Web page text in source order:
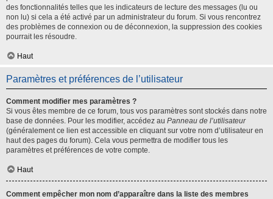
des fonctionnalités telles que les indicateurs de lecture des messages (lu ou
non lu) si cela a été activé par un administrateur du forum. Si vous rencontrez
des problèmes de connexion ou de déconnexion, la suppression des cookies
pourrait les résoudre.
Haut
Paramètres et préférences de l’utilisateur
Comment modifier mes paramètres ?
Si vous êtes membre de ce forum, tous vos paramètres sont stockés dans notre
base de données. Pour les modifier, accédez au Panneau de l’utilisateur
(généralement ce lien est accessible en cliquant sur votre nom d’utilisateur en
haut des pages du forum). Cela vous permettra de modifier tous les
paramètres et préférences de votre compte.
Haut
Comment empêcher mon nom d’apparaître dans la liste des membres